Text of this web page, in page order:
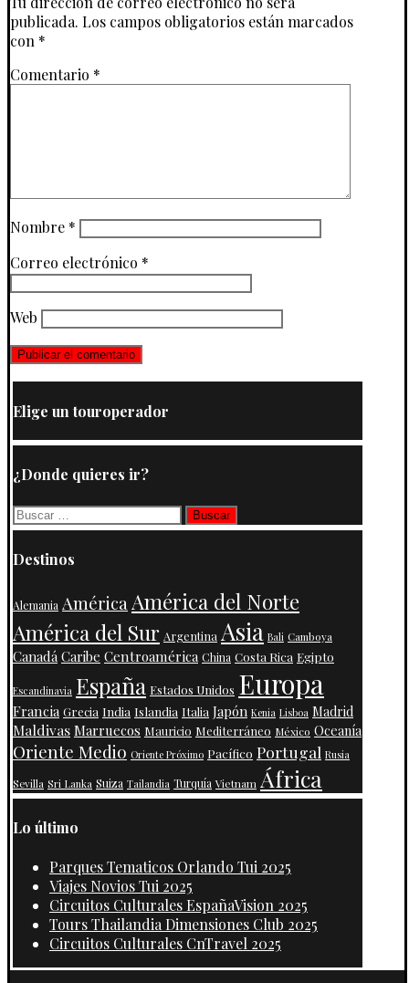
publicada. Los campos obligatorios están marcados
con *
Comentario *
Nombre *
Correo electrónico *
Web
Elige un touroperador
¿Donde quieres ir?
Buscar:
Destinos
Alemania AméricaAmérica del Norte
América del Sur Argentina Asia Bali Camboya
Canadá Caribe Centroamérica China Costa Rica Egipto
Escandinavia España Estados Unidos Europa
Francia Grecia India Islandia Italia Japón Kenia Lisboa Madrid
Maldivas Marruecos Mauricio Mediterráneo México Oceanía
Oriente Medio Oriente Próximo Pacífico Portugal Rusia
Sevilla Sri Lanka Suiza Tailandia Turquía Vietnam África
Lo último
Parques Tematicos Orlando Tui 2025
Viajes Novios Tui 2025
Circuitos Culturales EspañaVision 2025
Tours Thailandia Dimensiones Club 2025
Circuitos Culturales CnTravel 2025